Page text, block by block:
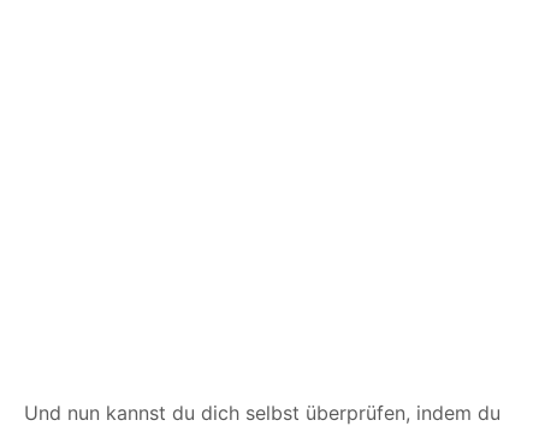
Und nun kannst du dich selbst überprüfen, indem du